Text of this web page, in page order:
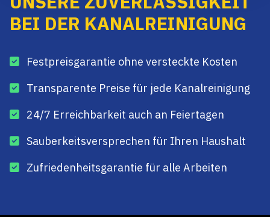
BEI DER KANALREINIGUNG
Festpreisgarantie ohne versteckte Kosten
Transparente Preise für jede Kanalreinigung
24/7 Erreichbarkeit auch an Feiertagen
Sauberkeitsversprechen für Ihren Haushalt
Zufriedenheitsgarantie für alle Arbeiten